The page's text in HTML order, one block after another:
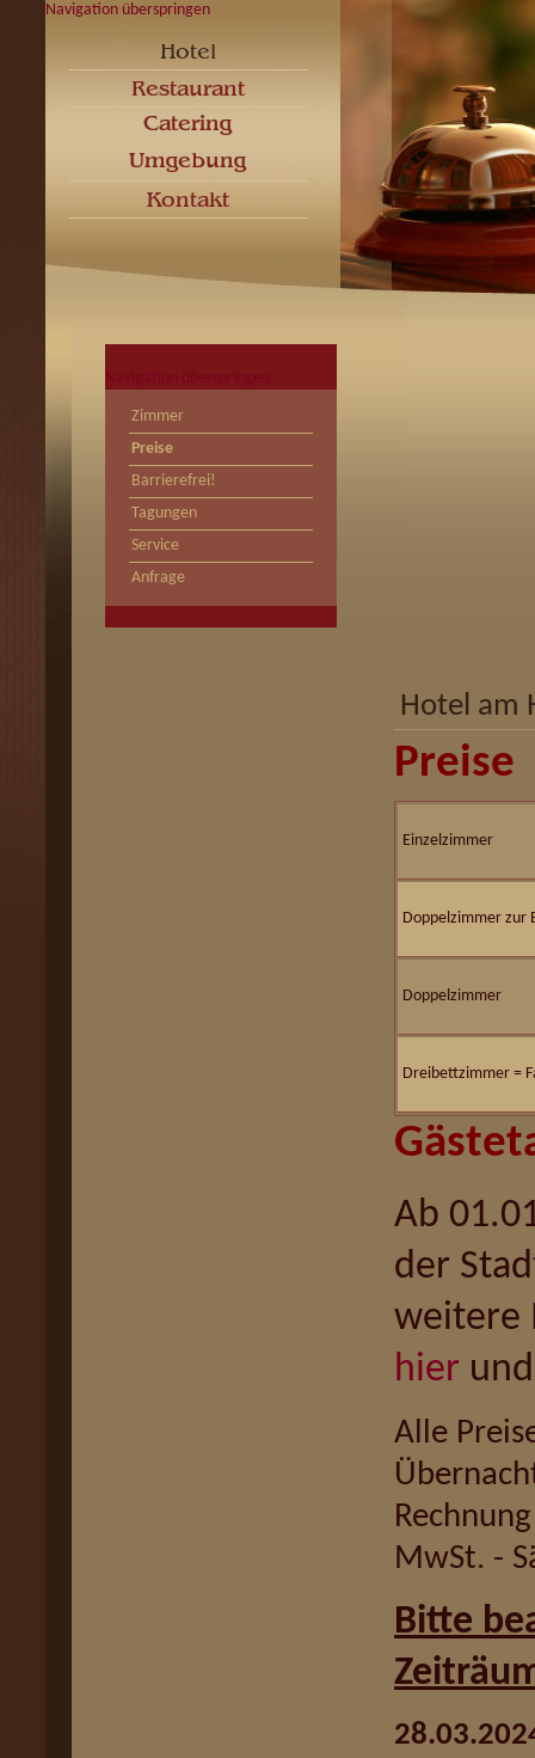
Navigation überspringen
Zimmer
Preise
Barrierefrei!
Tagungen
Service
Anfrage
Hotel am
Preise
Einzelzimmer
Doppelzimmer zur
Doppelzimmer
Dreibettzimmer =
Ab
der
weitere
hier
Alle
MwSt. -
Bitte